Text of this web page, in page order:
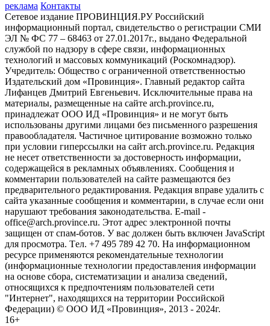
реклама Контакты
Сетевое издание ПРОВИНЦИЯ.РУ Российский
информационный портал, свидетельство о регистрации СМИ
ЭЛ № ФС 77 – 68463 от 27.01.2017г., выдано Федеральной
службой по надзору в сфере связи, информационных
технологий и массовых коммуникаций (Роскомнадзор).
Учредитель: Общество с ограниченной ответственностью
Издательский дом «Провинция». Главный редактор сайта
Лифанцев Дмитрий Евгеньевич. Исключительные права на
материалы, размещенные на сайте arch.province.ru,
принадлежат ООО ИД «Провинция» и не могут быть
использованы другими лицами без письменного разрешения
правообладателя. Частичное цитирование возможно только
при условии гиперссылки на сайт arch.province.ru. Редакция
не несет ответственности за достоверность информации,
содержащейся в рекламных объявлениях. Сообщения и
комментарии пользователей на сайте размещаются без
предварительного редактирования. Редакция вправе удалить с
сайта указанные сообщения и комментарии, в случае если они
нарушают требования законодательства. E-mail -
office@arch.province.ru. Этот адрес электронной почты
защищен от спам-ботов. У вас должен быть включен JavaScript
для просмотра. Tел. +7 495 789 42 70. На информационном
ресурсе применяются рекомендательные технологии
(информационные технологии предоставления информации
на основе сбора, систематизации и анализа сведений,
относящихся к предпочтениям пользователей сети
"Интернет", находящихся на территории Российской
Федерации) © ООО ИД «Провинция», 2013 - 2024г.
16+